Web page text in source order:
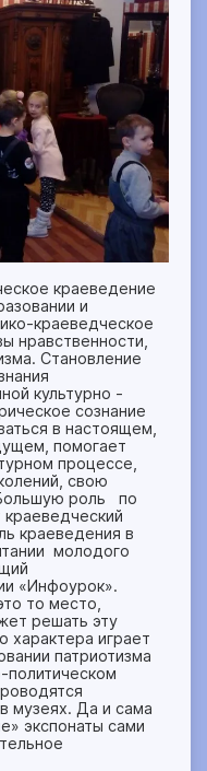
краеведение
и
краеведческое
нравственности,
Становление
культурно -
сознание
в настоящем,
помогает
процессе,
свою
роль по
краеведения в
молодого
«Инфоурок».
то место,
решать эту
характера играет
патриотизма
политическом
музеях. Да и сама
экспонаты сами